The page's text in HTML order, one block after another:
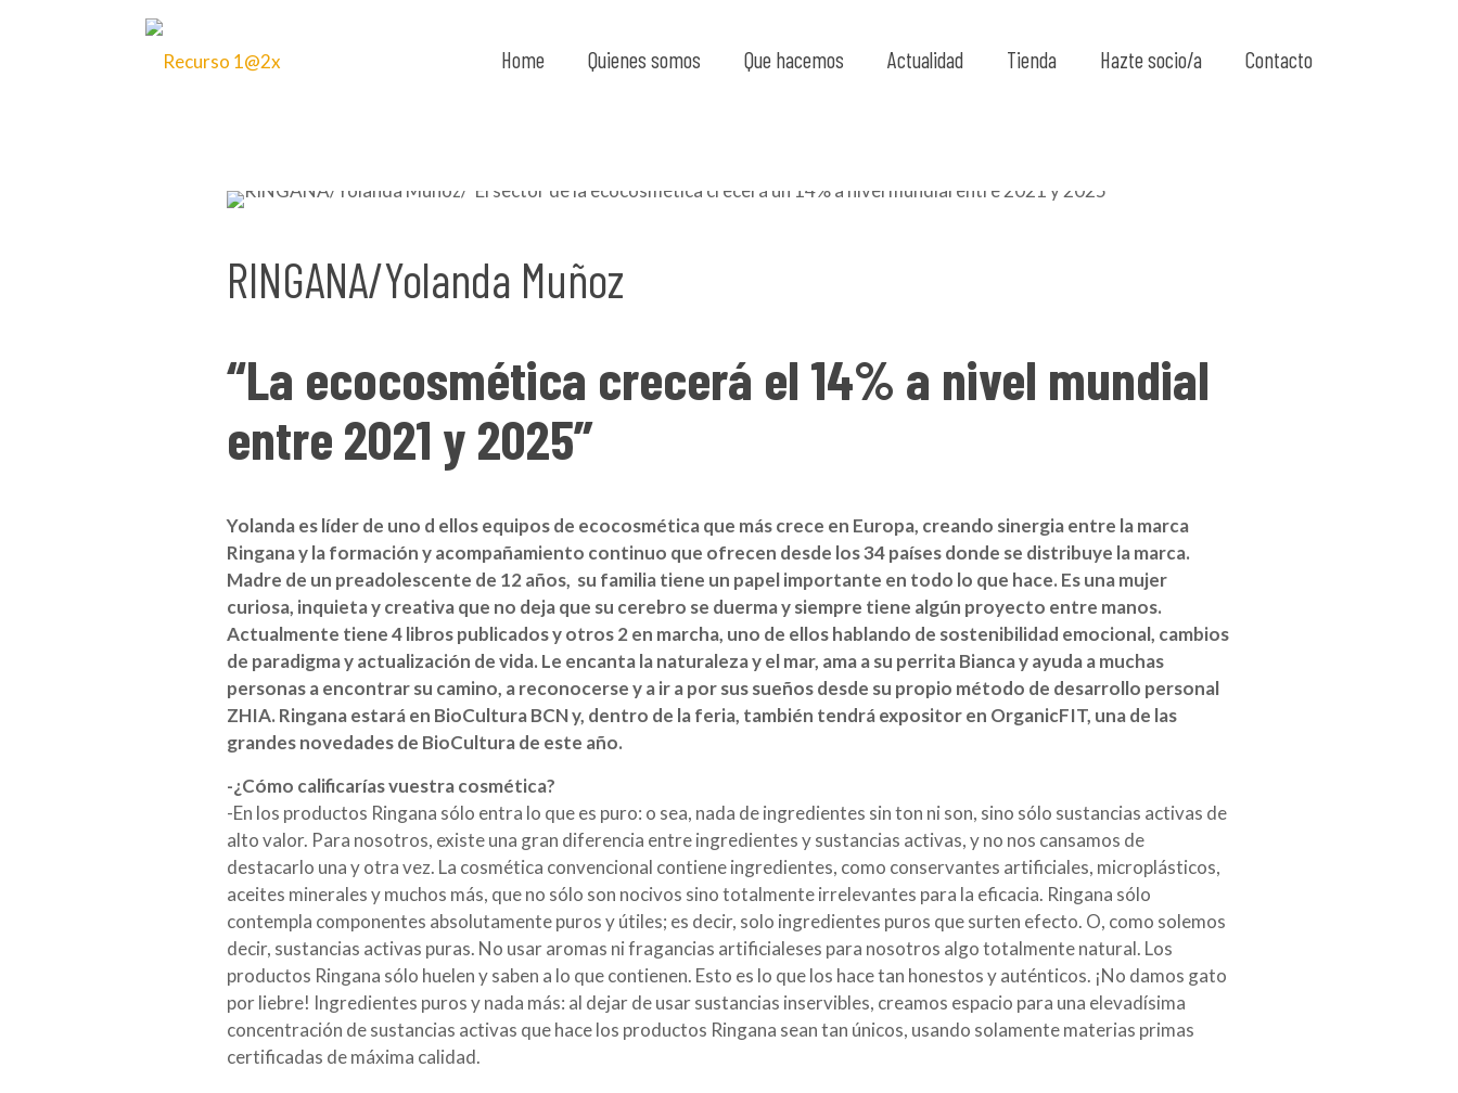
Home Quienes somos Que hacemos Actualidad Tienda Hazte socio/a Contacto
RINGANA/Yolanda Muñoz
“La ecocosmética crecerá el 14% a nivel mundial
entre 2021 y 2025”
Yolanda es líder de uno d ellos equipos de ecocosmética que más crece en Europa, creando sinergia entre la marca
Ringana y la formación y acompañamiento continuo que ofrecen desde los 34 países donde se distribuye la marca.
Madre de un preadolescente de 12 años, su familia tiene un papel importante en todo lo que hace. Es una mujer
curiosa, inquieta y creativa que no deja que su cerebro se duerma y siempre tiene algún proyecto entre manos.
Actualmente tiene 4 libros publicados y otros 2 en marcha, uno de ellos hablando de sostenibilidad emocional, cambios
de paradigma y actualización de vida. Le encanta la naturaleza y el mar, ama a su perrita Bianca y ayuda a muchas
personas a encontrar su camino, a reconocerse y a ir a por sus sueños desde su propio método de desarrollo personal
ZHIA. Ringana estará en BioCultura BCN y, dentro de la feria, también tendrá expositor en OrganicFIT, una de las
grandes novedades de BioCultura de este año.
-¿Cómo calificarías vuestra cosmética?
-En los productos Ringana sólo entra lo que es puro: o sea, nada de ingredientes sin ton ni son, sino sólo sustancias activas de
alto valor. Para nosotros, existe una gran diferencia entre ingredientes y sustancias activas, y no nos cansamos de
destacarlo una y otra vez. La cosmética convencional contiene ingredientes, como conservantes artificiales, microplásticos,
aceites minerales y muchos más, que no sólo son nocivos sino totalmente irrelevantes para la eficacia. Ringana sólo
contempla componentes absolutamente puros y útiles; es decir, solo ingredientes puros que surten efecto. O, como solemos
decir, sustancias activas puras. No usar aromas ni fragancias artificialeses para nosotros algo totalmente natural. Los
productos Ringana sólo huelen y saben a lo que contienen. Esto es lo que los hace tan honestos y auténticos. ¡No damos gato
por liebre! Ingredientes puros y nada más: al dejar de usar sustancias inservibles, creamos espacio para una elevadísima
concentración de sustancias activas que hace los productos Ringana sean tan únicos, usando solamente materias primas
certificadas de máxima calidad.